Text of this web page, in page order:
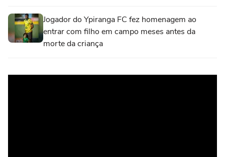
Jogador do Ypiranga FC fez homenagem ao
entrar com filho em campo meses antes da
morte da criança